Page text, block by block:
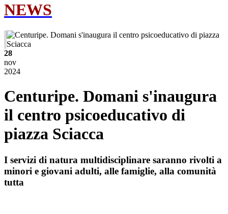
NEWS
28
nov
2024
Centuripe. Domani s'inaugura
il centro psicoeducativo di
piazza Sciacca
I servizi di natura multidisciplinare saranno rivolti a
minori e giovani adulti, alle famiglie, alla comunità
tutta